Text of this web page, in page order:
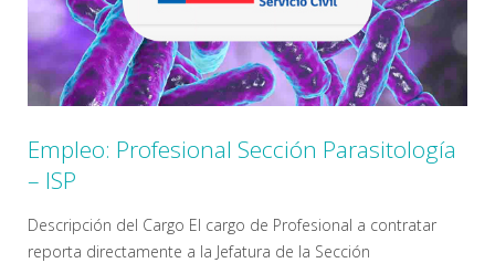
Empleo: Profesional Sección Parasitología
– ISP
Descripción del Cargo El cargo de Profesional a contratar
reporta directamente a la Jefatura de la Sección